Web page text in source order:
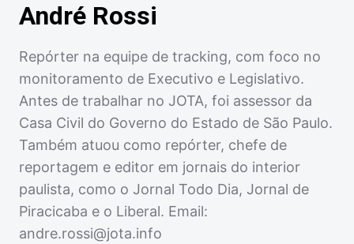
André Rossi
Repórter na equipe de tracking, com foco no
monitoramento de Executivo e Legislativo.
Antes de trabalhar no JOTA, foi assessor da
Casa Civil do Governo do Estado de São Paulo.
Também atuou como repórter, chefe de
reportagem e editor em jornais do interior
paulista, como o Jornal Todo Dia, Jornal de
Piracicaba e o Liberal. Email:
andre.rossi@jota.info